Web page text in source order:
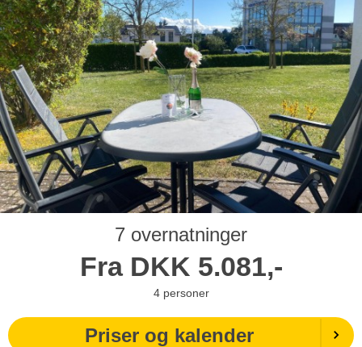
7 overnatninger
Fra DKK 5.081,-
4 personer
Priser og kalender